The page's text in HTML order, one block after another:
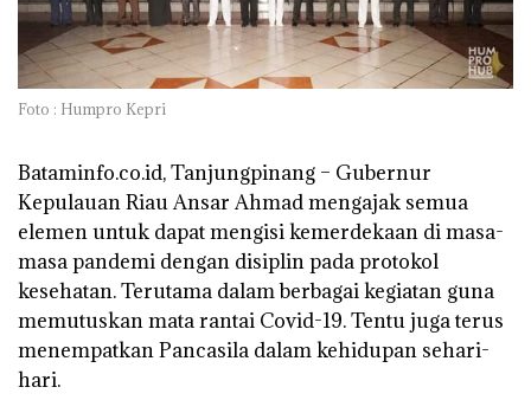
Foto : Humpro Kepri
Bataminfo.co.id, Tanjungpinang – Gubernur
Kepulauan Riau Ansar Ahmad mengajak semua
elemen untuk dapat mengisi kemerdekaan di masa-
masa pandemi dengan disiplin pada protokol
kesehatan. Terutama dalam berbagai kegiatan guna
memutuskan mata rantai Covid-19. Tentu juga terus
menempatkan Pancasila dalam kehidupan sehari-
hari.